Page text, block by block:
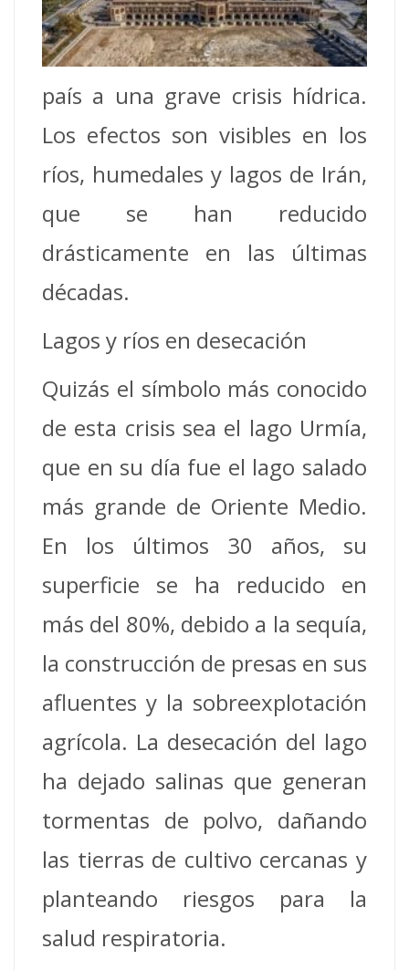
país a una grave crisis hídrica.
Los efectos son visibles en los
ríos, humedales y lagos de Irán,
que se han reducido
drásticamente en las últimas
décadas.
Lagos y ríos en desecación
Quizás el símbolo más conocido
de esta crisis sea el lago Urmía,
que en su día fue el lago salado
más grande de Oriente Medio.
En los últimos 30 años, su
superficie se ha reducido en
más del 80%, debido a la sequía,
la construcción de presas en sus
afluentes y la sobreexplotación
agrícola. La desecación del lago
ha dejado salinas que generan
tormentas de polvo, dañando
las tierras de cultivo cercanas y
planteando riesgos para la
salud respiratoria.